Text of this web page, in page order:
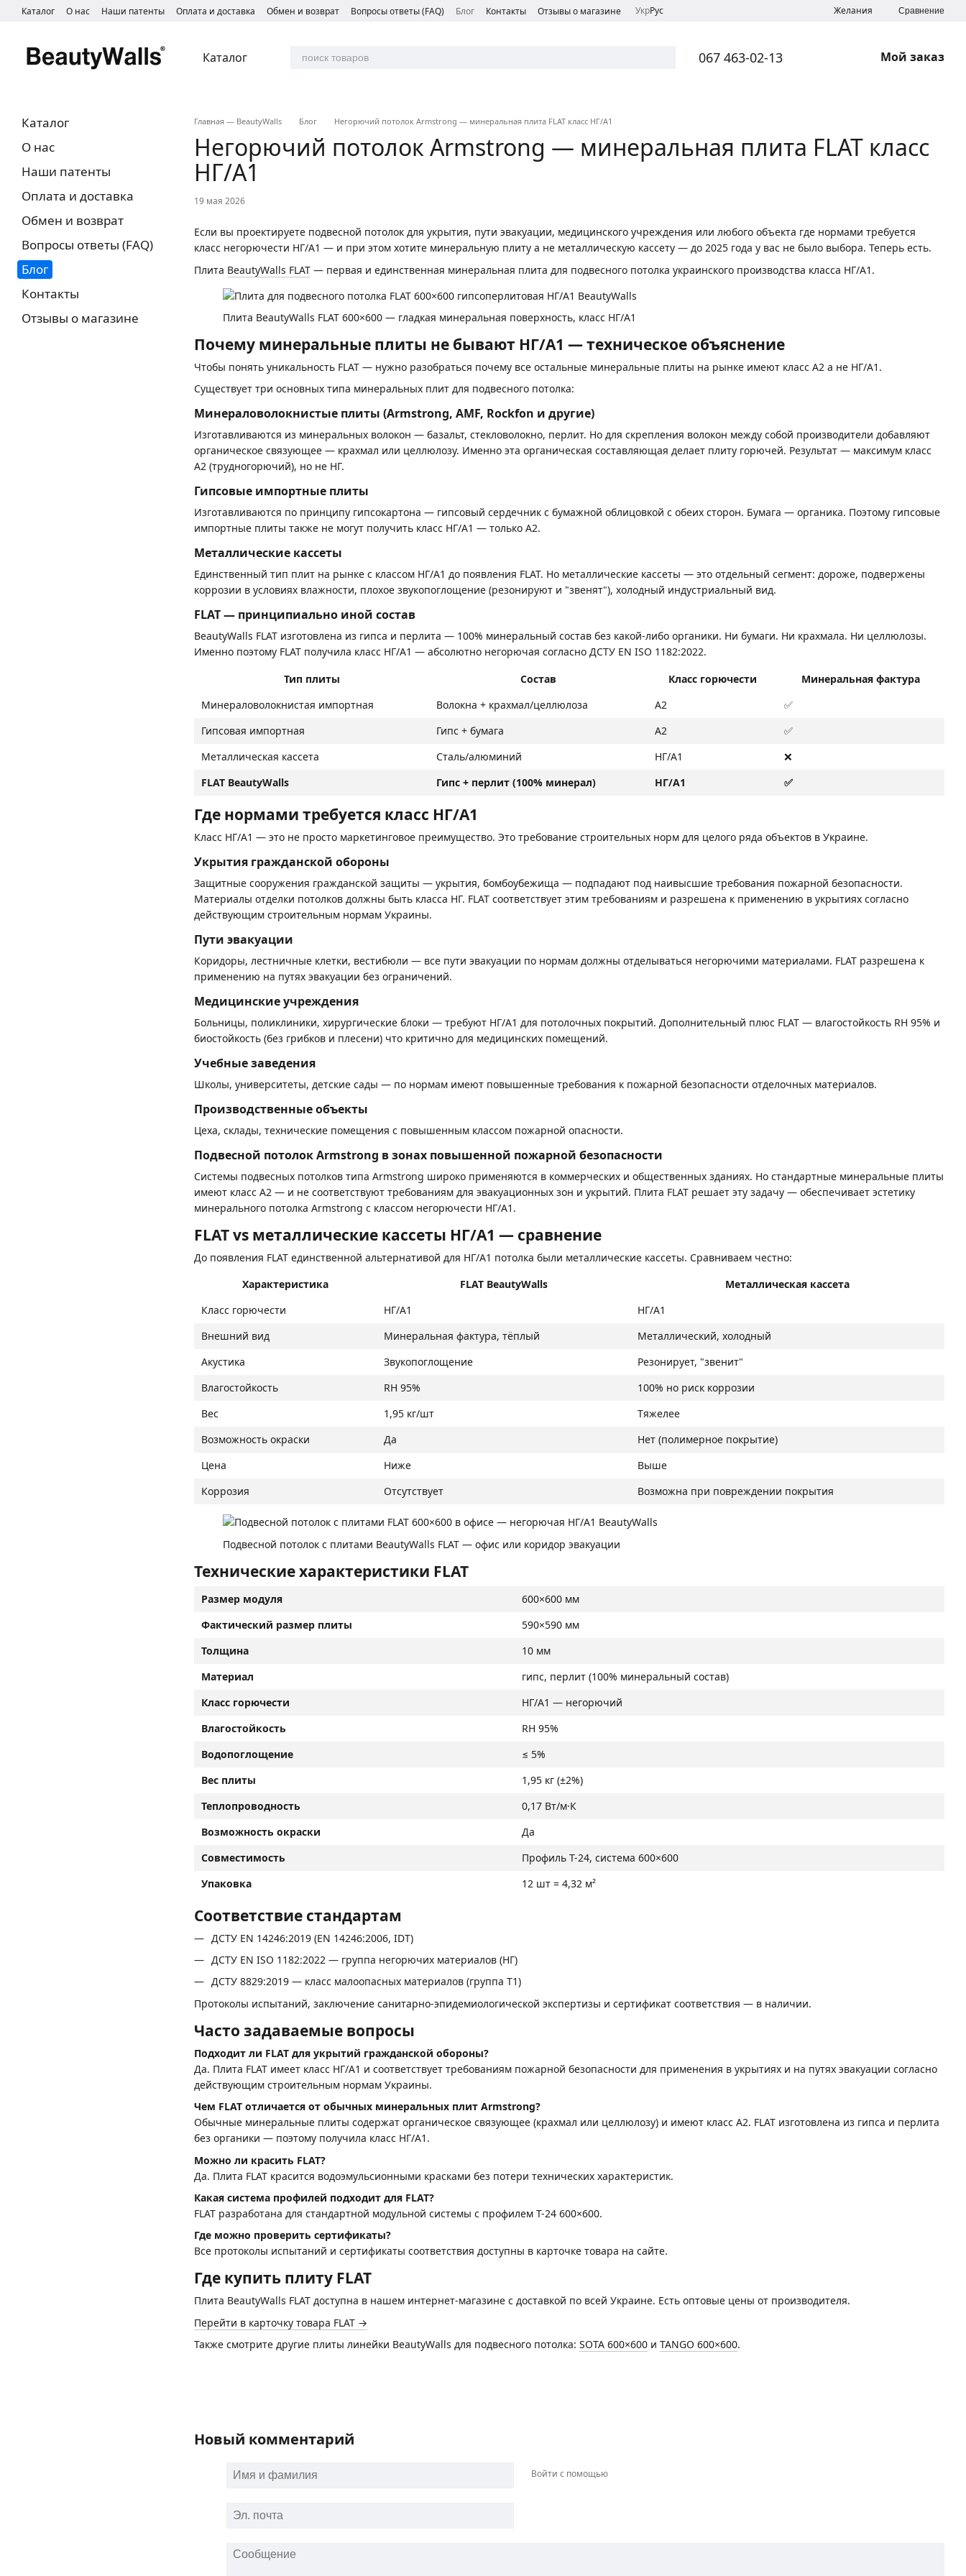
Перейти к основному контенту
Каталог О нас Наши патенты Оплата и доставка Обмен и возврат Вопросы ответы (FAQ) Блог Контакты Отзывы о магазине УкрРус Желания Сравнение
Каталог 067 463-02-13 Мой заказ
Главная — BeautyWalls Блог Негорючий потолок Armstrong — минеральная плита FLAT класс НГ/А1
Негорючий потолок Armstrong — минеральная плита FLAT класс
НГ/А1
19 мая 2026
Если вы проектируете подвесной потолок для укрытия, пути эвакуации, медицинского учреждения или любого объекта где нормами требуется
класс негорючести НГ/A1 — и при этом хотите минеральную плиту а не металлическую кассету — до 2025 года у вас не было выбора. Теперь есть.
Плита BeautyWalls FLAT — первая и единственная минеральная плита для подвесного потолка украинского производства класса НГ/A1.
Плита BeautyWalls FLAT 600×600 — гладкая минеральная поверхность, класс НГ/A1
Почему минеральные плиты не бывают НГ/A1 — техническое объяснение
Чтобы понять уникальность FLAT — нужно разобраться почему все остальные минеральные плиты на рынке имеют класс А2 а не НГ/A1.
Существует три основных типа минеральных плит для подвесного потолка:
Минераловолокнистые плиты (Armstrong, AMF, Rockfon и другие)
Изготавливаются из минеральных волокон — базальт, стекловолокно, перлит. Но для скрепления волокон между собой производители добавляют
органическое связующее — крахмал или целлюлозу. Именно эта органическая составляющая делает плиту горючей. Результат — максимум класс
А2 (трудногорючий), но не НГ.
Гипсовые импортные плиты
Изготавливаются по принципу гипсокартона — гипсовый сердечник с бумажной облицовкой с обеих сторон. Бумага — органика. Поэтому гипсовые
импортные плиты также не могут получить класс НГ/A1 — только А2.
Металлические кассеты
Единственный тип плит на рынке с классом НГ/A1 до появления FLAT. Но металлические кассеты — это отдельный сегмент: дороже, подвержены
коррозии в условиях влажности, плохое звукопоглощение (резонируют и "звенят"), холодный индустриальный вид.
FLAT — принципиально иной состав
BeautyWalls FLAT изготовлена из гипса и перлита — 100% минеральный состав без какой-либо органики. Ни бумаги. Ни крахмала. Ни целлюлозы.
Именно поэтому FLAT получила класс НГ/A1 — абсолютно негорючая согласно ДСТУ EN ISO 1182:2022.
Тип плиты
Состав Класс горючести
Минеральная фактура
Минераловолокнистая импортная
Волокна + крахмал/целлюлоза А2
✅
Гипсовая импортная
Гипс + бумага А2
✅
Металлическая кассета
Сталь/алюминий НГ/A1
❌
FLAT BeautyWalls
Гипс + перлит (100% минерал) НГ/A1 ✅
Где нормами требуется класс НГ/A1
Класс НГ/A1 — это не просто маркетинговое преимущество. Это требование строительных норм для целого ряда объектов в Украине.
Укрытия гражданской обороны
Защитные сооружения гражданской защиты — укрытия, бомбоубежища — подпадают под наивысшие требования пожарной безопасности.
Материалы отделки потолков должны быть класса НГ. FLAT соответствует этим требованиям и разрешена к применению в укрытиях согласно
действующим строительным нормам Украины.
Пути эвакуации
Коридоры, лестничные клетки, вестибюли — все пути эвакуации по нормам должны отделываться негорючими материалами. FLAT разрешена к
применению на путях эвакуации без ограничений.
Медицинские учреждения
Больницы, поликлиники, хирургические блоки — требуют НГ/A1 для потолочных покрытий. Дополнительный плюс FLAT — влагостойкость RH 95% и
биостойкость (без грибков и плесени) что критично для медицинских помещений.
Учебные заведения
Школы, университеты, детские сады — по нормам имеют повышенные требования к пожарной безопасности отделочных материалов.
Производственные объекты
Цеха, склады, технические помещения с повышенным классом пожарной опасности.
Подвесной потолок Armstrong в зонах повышенной пожарной безопасности
Системы подвесных потолков типа Armstrong широко применяются в коммерческих и общественных зданиях. Но стандартные минеральные плиты
имеют класс А2 — и не соответствуют требованиям для эвакуационных зон и укрытий. Плита FLAT решает эту задачу — обеспечивает эстетику
минерального потолка Armstrong с классом негорючести НГ/А1.
FLAT vs металлические кассеты НГ/A1 — сравнение
До появления FLAT единственной альтернативой для НГ/A1 потолка были металлические кассеты. Сравниваем честно:
Характеристика
FLAT BeautyWalls
Металлическая кассета
Класс горючести
НГ/A1
НГ/A1
Внешний вид
Минеральная фактура, тёплый
Металлический, холодный
Акустика
Звукопоглощение
Резонирует, "звенит"
Влагостойкость
RH 95%
100% но риск коррозии
Вес
1,95 кг/шт
Тяжелее
Возможность окраски
Да
Нет (полимерное покрытие)
Цена
Ниже
Выше
Коррозия
Отсутствует Возможна при повреждении покрытия
Подвесной потолок с плитами BeautyWalls FLAT — офис или коридор эвакуации
Технические характеристики FLAT
Размер модуля
600×600 мм
Фактический размер плиты
590×590 мм
Толщина
10 мм
Материал
гипс, перлит (100% минеральный состав)
Класс горючести
НГ/A1 — негорючий
Влагостойкость
RH 95%
Водопоглощение
≤ 5%
Вес плиты
1,95 кг (±2%)
Теплопроводность
0,17 Вт/м·К
Возможность окраски
Да
Совместимость
Профиль Т-24, система 600×600
Упаковка
12 шт = 4,32 м²
Соответствие стандартам
ДСТУ EN 14246:2019 (EN 14246:2006, IDT)
ДСТУ EN ISO 1182:2022 — группа негорючих материалов (НГ)
ДСТУ 8829:2019 — класс малоопасных материалов (группа Т1)
Протоколы испытаний, заключение санитарно-эпидемиологической экспертизы и сертификат соответствия — в наличии.
Часто задаваемые вопросы
Подходит ли FLAT для укрытий гражданской обороны?
Да. Плита FLAT имеет класс НГ/A1 и соответствует требованиям пожарной безопасности для применения в укрытиях и на путях эвакуации согласно
действующим строительным нормам Украины.
Чем FLAT отличается от обычных минеральных плит Armstrong?
Обычные минеральные плиты содержат органическое связующее (крахмал или целлюлозу) и имеют класс А2. FLAT изготовлена из гипса и перлита
без органики — поэтому получила класс НГ/A1.
Можно ли красить FLAT?
Да. Плита FLAT красится водоэмульсионными красками без потери технических характеристик.
Какая система профилей подходит для FLAT?
FLAT разработана для стандартной модульной системы с профилем Т-24 600×600.
Где можно проверить сертификаты?
Все протоколы испытаний и сертификаты соответствия доступны в карточке товара на сайте.
Где купить плиту FLAT
Плита BeautyWalls FLAT доступна в нашем интернет-магазине с доставкой по всей Украине. Есть оптовые цены от производителя.
Перейти в карточку товара FLAT →
Также смотрите другие плиты линейки BeautyWalls для подвесного потолка: SOTA 600×600 и TANGO 600×600.
Новый комментарий
Войти с помощью
Каталог
О нас
Наши патенты
Оплата и доставка
Обмен и возврат
Вопросы ответы (FAQ)
Блог
Контакты
Отзывы о магазине